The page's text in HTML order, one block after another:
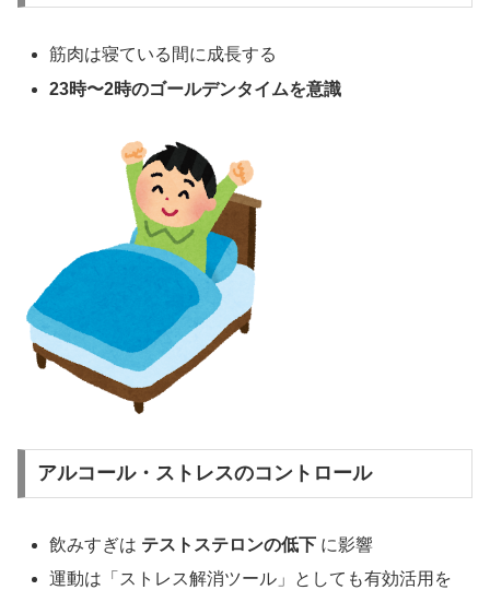
筋肉は寝ている間に成長する
23時〜2時のゴールデンタイムを意識
アルコール・ストレスのコントロール
飲みすぎは テストステロンの低下 に影響
運動は「ストレス解消ツール」としても有効活用を